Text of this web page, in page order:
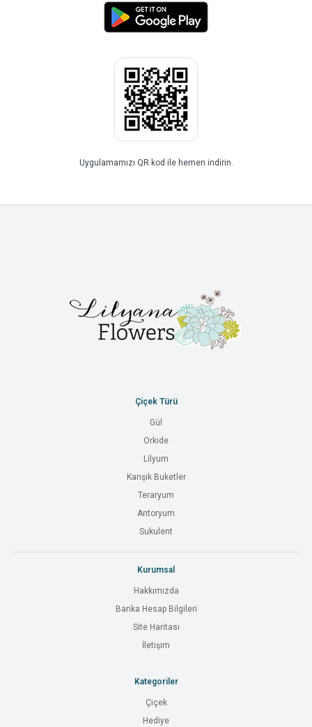
Uygulamamızı QR kod ile hemen indirin.
Çiçek Türü
Gül
Orkide
Lilyum
Karışık Buketler
Teraryum
Antoryum
Sukulent
Kurumsal
Hakkımızda
Banka Hesap Bilgileri
Site Haritası
İletişim
Kategoriler
Çiçek
Hediye